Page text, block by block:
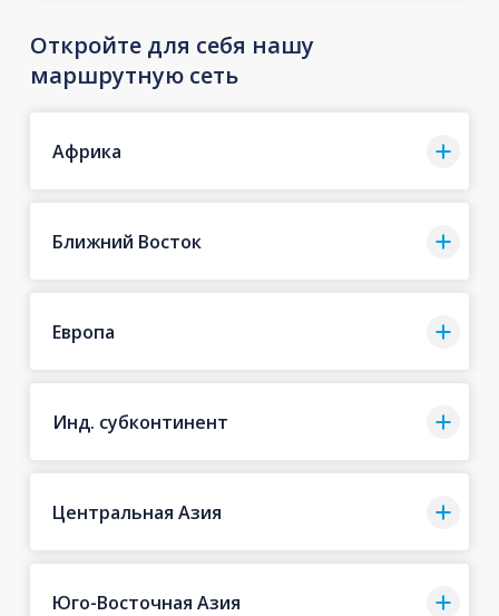
Откройте для себя нашу
маршрутную сеть
Африка
Ближний Восток
Европа
Инд. субконтинент
Центральная Азия
Юго-Восточная Азия